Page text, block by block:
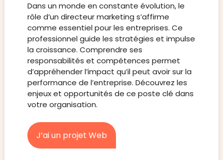
Dans un monde en constante évolution, le
rôle d’un directeur marketing s’affirme
comme essentiel pour les entreprises. Ce
professionnel guide les stratégies et impulse
la croissance. Comprendre ses
responsabilités et compétences permet
d’appréhender l’impact qu’il peut avoir sur la
performance de l’entreprise. Découvrez les
enjeux et opportunités de ce poste clé dans
votre organisation.
J’ai un projet Web